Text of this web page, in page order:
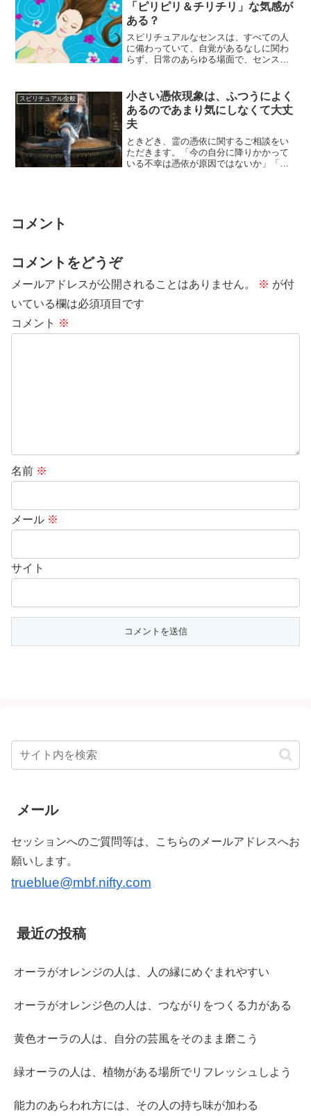
「ピリピリ＆チリチリ」な気感が
ある？
スピリチュアルなセンスは、すべての人
に備わっていて、自覚があるなしに関わ
らず、日常のあらゆる場面で、センスを
スピリチュアル全般
小さい憑依現象は、ふつうによく
あるのであまり気にしなくて大丈
夫
ときどき、霊の憑依に関するご相談をい
ただきます。「今の自分に降りかかって
いる不幸は憑依が原因ではないか」「今
コメント
コメントをどうぞ
メールアドレスが公開されることはありません。 ※ が付
いている欄は必須項目です
コメント ※
名前 ※
メール ※
サイト
メール
セッションへのご質問等は、こちらのメールアドレスへお
願いします。
trueblue@mbf.nifty.com
最近の投稿
オーラがオレンジの人は、人の縁にめぐまれやすい
オーラがオレンジ色の人は、つながりをつくる力がある
黄色オーラの人は、自分の芸風をそのまま磨こう
緑オーラの人は、植物がある場所でリフレッシュしよう
能力のあらわれ方には、その人の持ち味が加わる